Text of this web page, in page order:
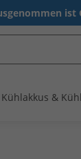
ist
Kühlakkus &